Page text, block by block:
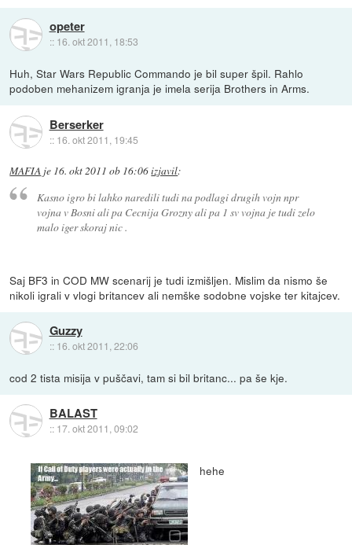
opeter
:: 16. okt 2011, 18:53
Huh, Star Wars Republic Commando je bil super špil. Rahlo
podoben mehanizem igranja je imela serija Brothers in Arms.
Berserker
:: 16. okt 2011, 19:45
MAFIA je 16. okt 2011 ob 16:06izjavil:
Kasno igro bi lahko naredili tudi na podlagi drugih vojn npr
vojna v Bosni ali pa Cecnija Grozny ali pa 1 sv vojna je tudi zelo
malo iger skoraj nic .
Saj BF3 in COD MW scenarij je tudi izmišljen. Mislim da nismo še
nikoli igrali v vlogi britancev ali nemške sodobne vojske ter kitajcev.
Guzzy
:: 16. okt 2011, 22:06
cod 2 tista misija v puščavi, tam si bil britanc... pa še kje.
BALAST
:: 17. okt 2011, 09:02
hehe